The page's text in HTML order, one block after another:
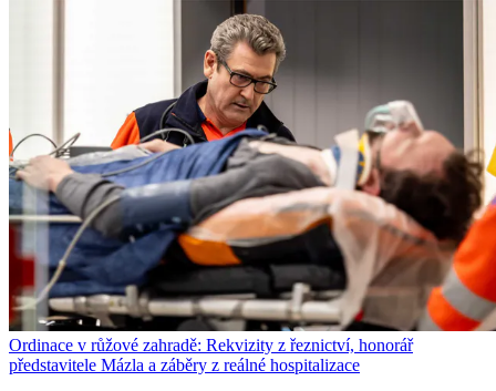
Ordinace v růžové zahradě: Rekvizity z řeznictví, honorář
představitele Mázla a záběry z reálné hospitalizace